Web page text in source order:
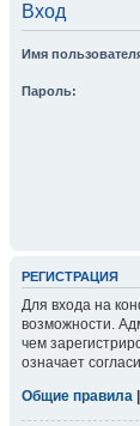
Вход
Имя
Пароль:
РЕГИСТРАЦИЯ
Для входа на
возможности.
чем
означает
Общие правила |